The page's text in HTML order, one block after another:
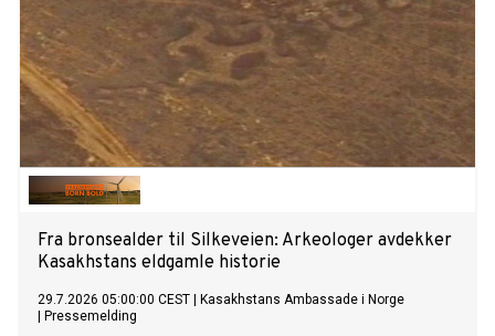
Fra bronsealder til Silkeveien: Arkeologer avdekker
Kasakhstans eldgamle historie
29.7.2026 05:00:00 CEST
Kasakhstans Ambassade i Norge
Pressemelding